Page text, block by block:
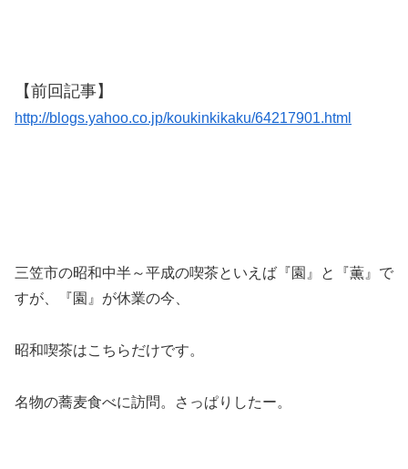
【前回記事】
http://blogs.yahoo.co.jp/koukinkikaku/64217901.html
三笠市の昭和中半～平成の喫茶といえば『園』と『薫』で
すが、『園』が休業の今、
昭和喫茶はこちらだけです。
名物の蕎麦食べに訪問。さっぱりしたー。